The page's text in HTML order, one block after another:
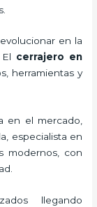
en la
cerrajero en
herramientas y
en el mercado,
especialista en
modernos, con
llegando